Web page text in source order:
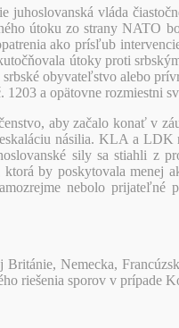
vláda
útoku zo strany NATO
ako prísľub
útoky proti
obyvateľstvo alebo
a opätovne rozmiestni
aby začalo konať v
násilia. KLA a LDK
sily sa stiahli z
by poskytovala menej
nebolo prijateľné
Nemecka,
riešenia sporov v prípade